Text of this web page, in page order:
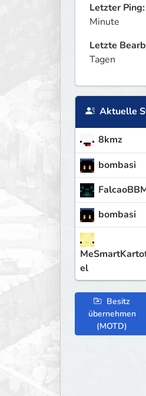
Letzter Ping:
Minute
Letzte
Tagen
Aktuelle
8kmz
bombasi
bombasi
el
Besitz
übernehmen
(MOTD)